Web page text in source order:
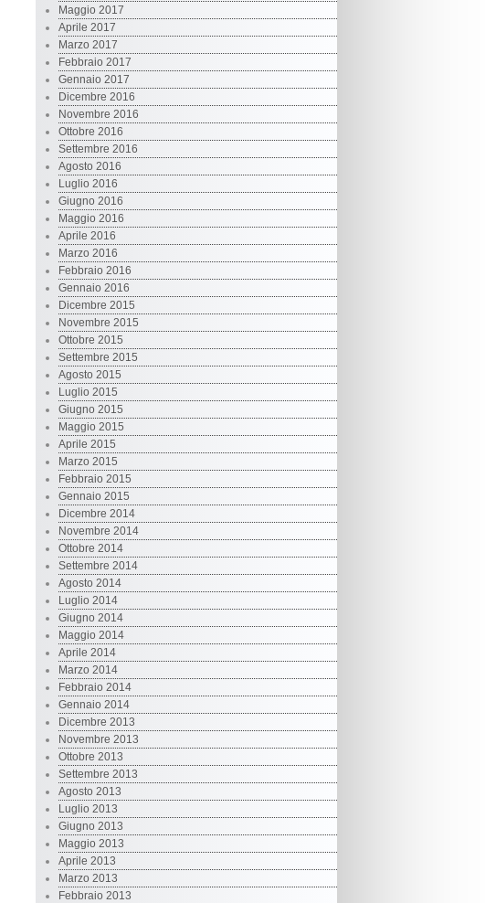
Maggio 2017
Aprile 2017
Marzo 2017
Febbraio 2017
Gennaio 2017
Dicembre 2016
Novembre 2016
Ottobre 2016
Settembre 2016
Agosto 2016
Luglio 2016
Giugno 2016
Maggio 2016
Aprile 2016
Marzo 2016
Febbraio 2016
Gennaio 2016
Dicembre 2015
Novembre 2015
Ottobre 2015
Settembre 2015
Agosto 2015
Luglio 2015
Giugno 2015
Maggio 2015
Aprile 2015
Marzo 2015
Febbraio 2015
Gennaio 2015
Dicembre 2014
Novembre 2014
Ottobre 2014
Settembre 2014
Agosto 2014
Luglio 2014
Giugno 2014
Maggio 2014
Aprile 2014
Marzo 2014
Febbraio 2014
Gennaio 2014
Dicembre 2013
Novembre 2013
Ottobre 2013
Settembre 2013
Agosto 2013
Luglio 2013
Giugno 2013
Maggio 2013
Aprile 2013
Marzo 2013
Febbraio 2013